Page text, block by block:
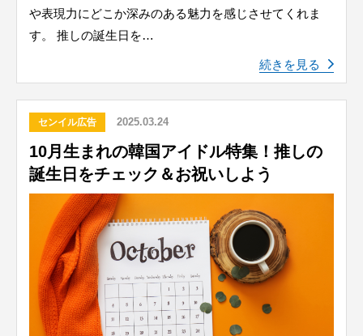
や表現力にどこか深みのある魅力を感じさせてくれま
す。 推しの誕生日を…
続きを見る
センイル広告 2025.03.24
10月生まれの韓国アイドル特集！推しの
誕生日をチェック＆お祝いしよう